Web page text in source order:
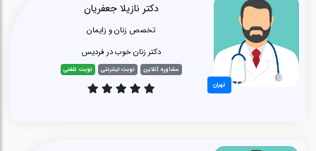
تهران
دکتر نازیلا جعفریان
تخصص زنان و زایمان
دکتر زنان خوب در فردیس
مشاوره آنلاین نوبت اینترنتی نوبت تلفنی